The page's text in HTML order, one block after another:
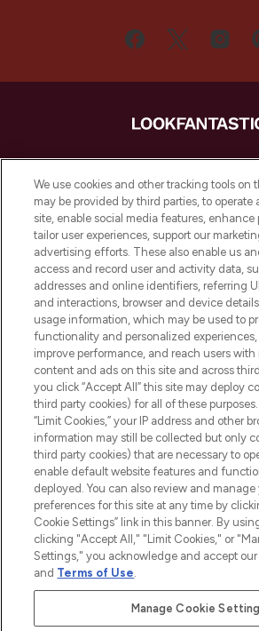
LOOKFANTASTIC ist Europas
Beauty-Onlineshop mit
Produkten aus Haut- und
sowie Make-Up von
renommierten Marken.
oder über die App mit
Lieferung ab einem
Cookie-Einwilligung
Do Not Sell or Share My
Information
HILFE &
IMPRESSUM
ÜBER
Pay Securely With
We use cookies and other tracking tools on
may be provided by third parties, to operate
site, enable social media features, enhance
tailor user experiences, support our
advertising efforts. These also enable us
access and record user and activity data,
addresses and online identifiers, referring
and interactions, browser and device
usage information, which may be used to
functionality and personalized
improve performance, and reach users with
content and ads on this site and across
you click “Accept All” this site may deploy
third party cookies) for all of these
“Limit Cookies,” your IP address and other
information may still be collected but only
third party cookies) that are necessary to
enable default website features and
deployed. You can also review and manage
preferences for this site at any time by
Cookie Settings” link in this banner. By
clicking "Accept All," "Limit Cookies," or
Settings," you acknowledge and accept our
and Terms of Use.
Manage Cookie